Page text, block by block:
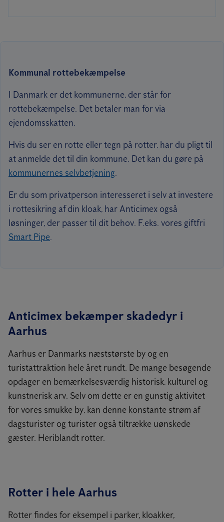
Kommunal rottebekæmpelse
I Danmark er det kommunerne, der står for
rottebekæmpelse. Det betaler man for via
ejendomsskatten.
Hvis du ser en rotte eller tegn på rotter, har du pligt til
at anmelde det til din kommune. Det kan du gøre på
kommunernes selvbetjening.
Er du som privatperson interesseret i selv at investere
i rottesikring af din kloak, har Anticimex også
løsninger, der passer til dit behov. F.eks. vores giftfri
Smart Pipe.
Anticimex bekæmper skadedyr i
Aarhus
Aarhus er Danmarks næststørste by og en
turistattraktion hele året rundt. De mange besøgende
opdager en bemærkelsesværdig historisk, kulturel og
kunstnerisk arv. Selv om dette er en gunstig aktivitet
for vores smukke by, kan denne konstante strøm af
dagsturister og turister også tiltrække uønskede
gæster. Heriblandt rotter.
Rotter i hele Aarhus
Rotter findes for eksempel i parker, kloakker,